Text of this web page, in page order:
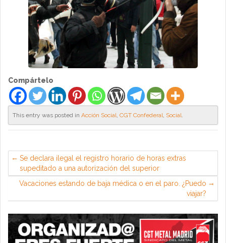
Compártelo
This entry was posted in Acción Social, CGT Confederal, Social.
Se declara ilegal el registro horario de horas extras
supeditado a una autorización del superior
Vacaciones estando de baja médica o en el paro. ¿Puedo
viajar?